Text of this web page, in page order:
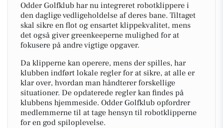
Odder Golfklub har nu integreret robotklippere i
den daglige vedligeholdelse af deres bane. Tiltaget
skal sikre en flot og ensartet klippekvalitet, mens
det også giver greenkeeperne mulighed for at
fokusere på andre vigtige opgaver.
Da klipperne kan operere, mens der spilles, har
klubben indført lokale regler for at sikre, at alle er
klar over, hvordan man håndterer forskellige
situationer. De opdaterede regler kan findes på
klubbens hjemmeside. Odder Golfklub opfordrer
medlemmerne til at tage hensyn til robotklipperne
for en god spiloplevelse.